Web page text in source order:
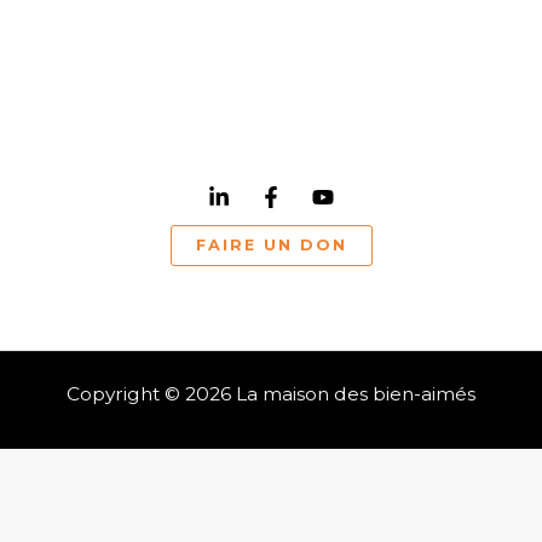
FAIRE UN DON
Copyright © 2026 La maison des bien-aimés